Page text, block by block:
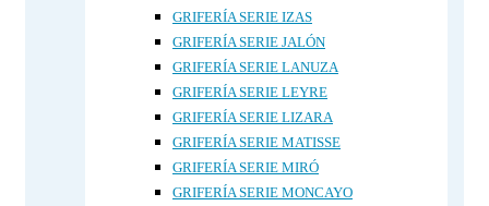
GRIFERÍA SERIE IZAS
GRIFERÍA SERIE JALÓN
GRIFERÍA SERIE LANUZA
GRIFERÍA SERIE LEYRE
GRIFERÍA SERIE LIZARA
GRIFERÍA SERIE MATISSE
GRIFERÍA SERIE MIRÓ
GRIFERÍA SERIE MONCAYO